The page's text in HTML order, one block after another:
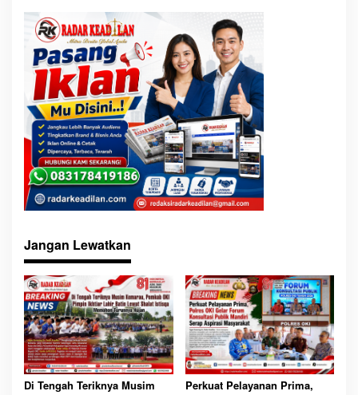
s
Jangan Lewatkan
Di Tengah Teriknya Musim
Perkuat Pelayanan Prima,